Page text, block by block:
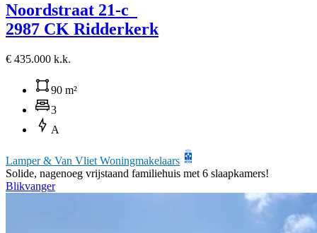
Noordstraat 21-c
2987 CK Ridderkerk
€ 435.000 k.k.
90 m²
3
A
Lamper & Van Vliet Woningmakelaars
Solide, nagenoeg vrijstaand familiehuis met 6 slaapkamers!
Blikvanger